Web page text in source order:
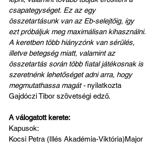
csapategységet. Ez az egy
összetartásunk van az Eb-selejtőig, így
ezt próbáljuk meg maximálisan kihasználni.
A keretben több hiányzónk van sérülés,
illetve betegség miatt, valamint az
összetartás során több fiatal játékosnak is
szeretnénk lehetőséget adni arra, hogy
megmutathassa magát - nyilatkozta
Gajdóczi Tibor szövetségi edző.
A válogatott kerete:
Kapusok:
Kocsi Petra (Illés Akadémia-Viktória)Major